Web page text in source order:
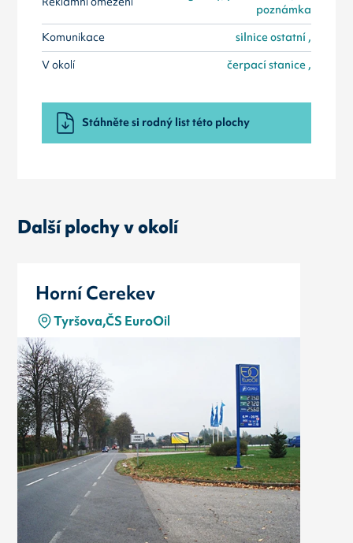
poznámka
Komunikace
silnice ostatní ,
V okolí
čerpací stanice ,
Stáhněte si rodný list této plochy
Další plochy v okolí
Horní Cerekev
Tyršova,ČS EuroOil